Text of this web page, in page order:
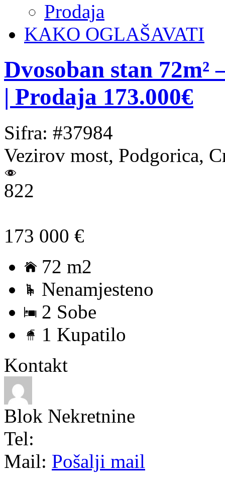
Prodaja
KAKO OGLAŠAVATI
Dvosoban stan 72m²
| Prodaja 173.000€
Sifra: #37984
Vezirov most, Podgorica,
822
173 000 €
72 m2
Nenamjesteno
2 Sobe
1 Kupatilo
Kontakt
Blok Nekretnine
Tel:
Mail: Pošalji mail